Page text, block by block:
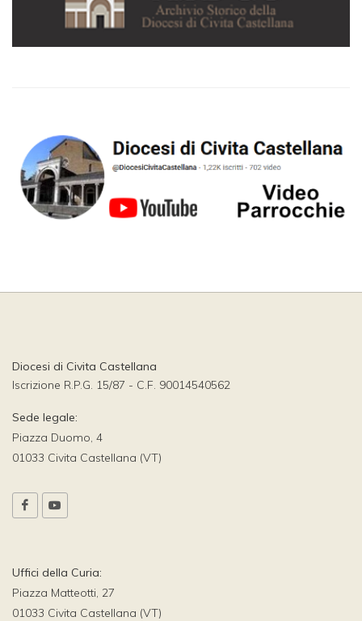
Diocesi di Civita Castellana
Iscrizione R.P.G. 15/87 - C.F. 90014540562
Sede legale:
Piazza Duomo, 4
01033 Civita Castellana (VT)
Uffici della Curia:
Piazza Matteotti, 27
01033 Civita Castellana (VT)